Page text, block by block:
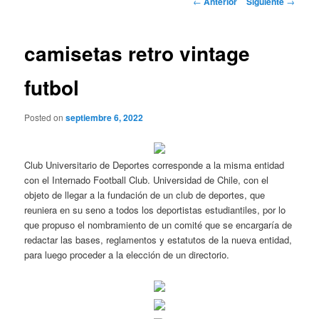
camisetas retro vintage
futbol
Posted onseptiembre 6, 2022
Club Universitario de Deportes corresponde a la misma entidad
con el Internado Football Club. Universidad de Chile, con el
objeto de llegar a la fundación de un club de deportes, que
reuniera en su seno a todos los deportistas estudiantiles, por lo
que propuso el nombramiento de un comité que se encargaría de
redactar las bases, reglamentos y estatutos de la nueva entidad,
para luego proceder a la elección de un directorio.